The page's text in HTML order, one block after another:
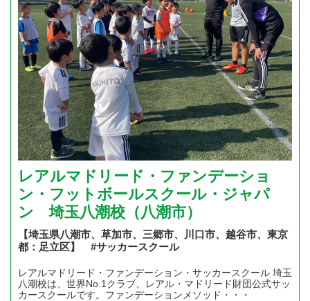
レアルマドリード・ファンデーショ
ン・フットボールスクール・ジャパ
ン 埼玉八潮校（八潮市）
【埼玉県八潮市、草加市、三郷市、川口市、越谷市、東京
都：足立区】 #サッカースクール
レアルマドリード・ファンデーション・サッカースクール 埼玉
八潮校は、世界No.1クラブ、レアル・マドリード財団公式サッ
カースクールです。ファンデーションメソッド・・・